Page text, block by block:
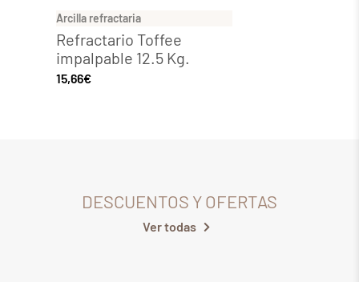
Arcilla refractaria
Refractario Toffee
impalpable 12.5 Kg.
15,66€
DESCUENTOS Y OFERTAS
Ver todas